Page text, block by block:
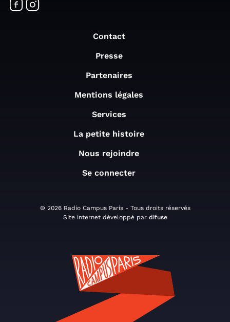
Contact
Presse
Partenaires
Mentions légales
Services
La petite histoire
Nous rejoindre
Se connecter
© 2026 Radio Campus Paris - Tous droits réservés
Site internet développé par difuse